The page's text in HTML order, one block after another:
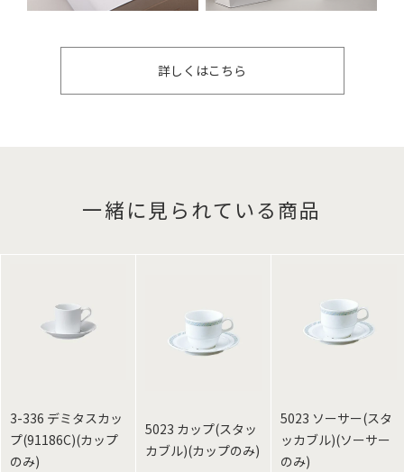
詳しくはこちら
一緒に見られている商品
3-336 デミタスカッ
プ(91186C)(カップ
のみ)
5023 カップ(スタッ
カブル)(カップのみ)
5023 ソーサー(スタ
ッカブル)(ソーサー
のみ)